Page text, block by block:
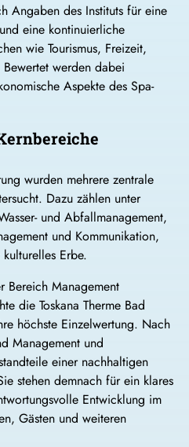
Angaben des Instituts für eine
eine kontinuierliche
wie Tourismus, Freizeit,
werden dabei
Aspekte des Spa-
wurden mehrere zentrale
Dazu zählen unter
und Abfallmanagement,
und Kommunikation,
Erbe.
Bereich Management
die Toskana Therme Bad
höchste Einzelwertung. Nach
Management und
einer nachhaltigen
stehen demnach für ein klares
Entwicklung im
Gästen und weiteren